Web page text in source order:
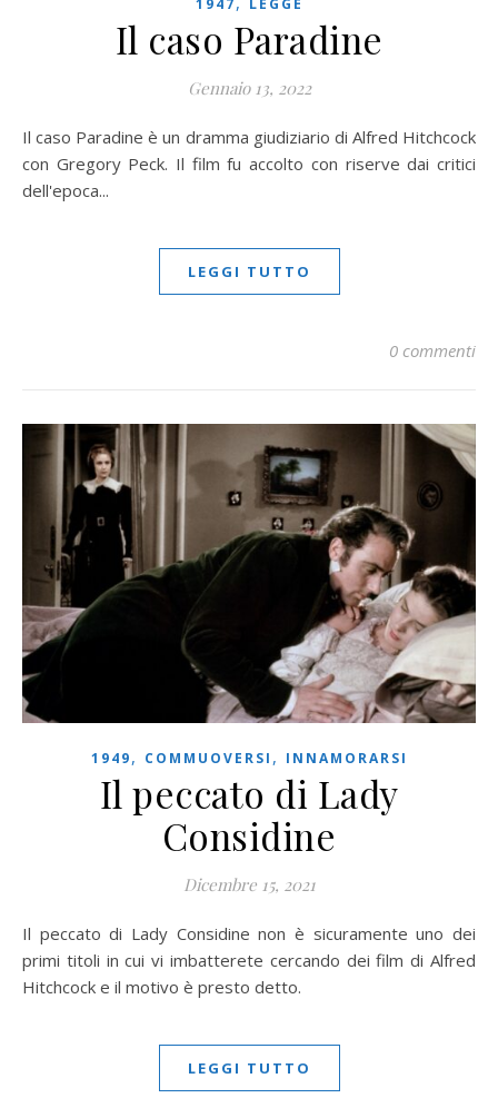
Il caso Paradine
Gennaio 13, 2022
Il caso Paradine è un dramma giudiziario di Alfred Hitchcock
con Gregory Peck. Il film fu accolto con riserve dai critici
dell'epoca...
LEGGI TUTTO
0 commenti
1949, COMMUOVERSI , INNAMORARSI
Il peccato di Lady
Considine
Dicembre 15, 2021
Il peccato di Lady Considine non è sicuramente uno dei
primi titoli in cui vi imbatterete cercando dei film di Alfred
Hitchcock e il motivo è presto detto.
LEGGI TUTTO